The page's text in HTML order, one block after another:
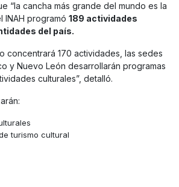
“la cancha más grande del mundo es la
INAH programó 189 actividades
del país.
concentrará 170 actividades, las sedes
y Nuevo León desarrollarán programas
culturales”, detalló.
turismo cultural